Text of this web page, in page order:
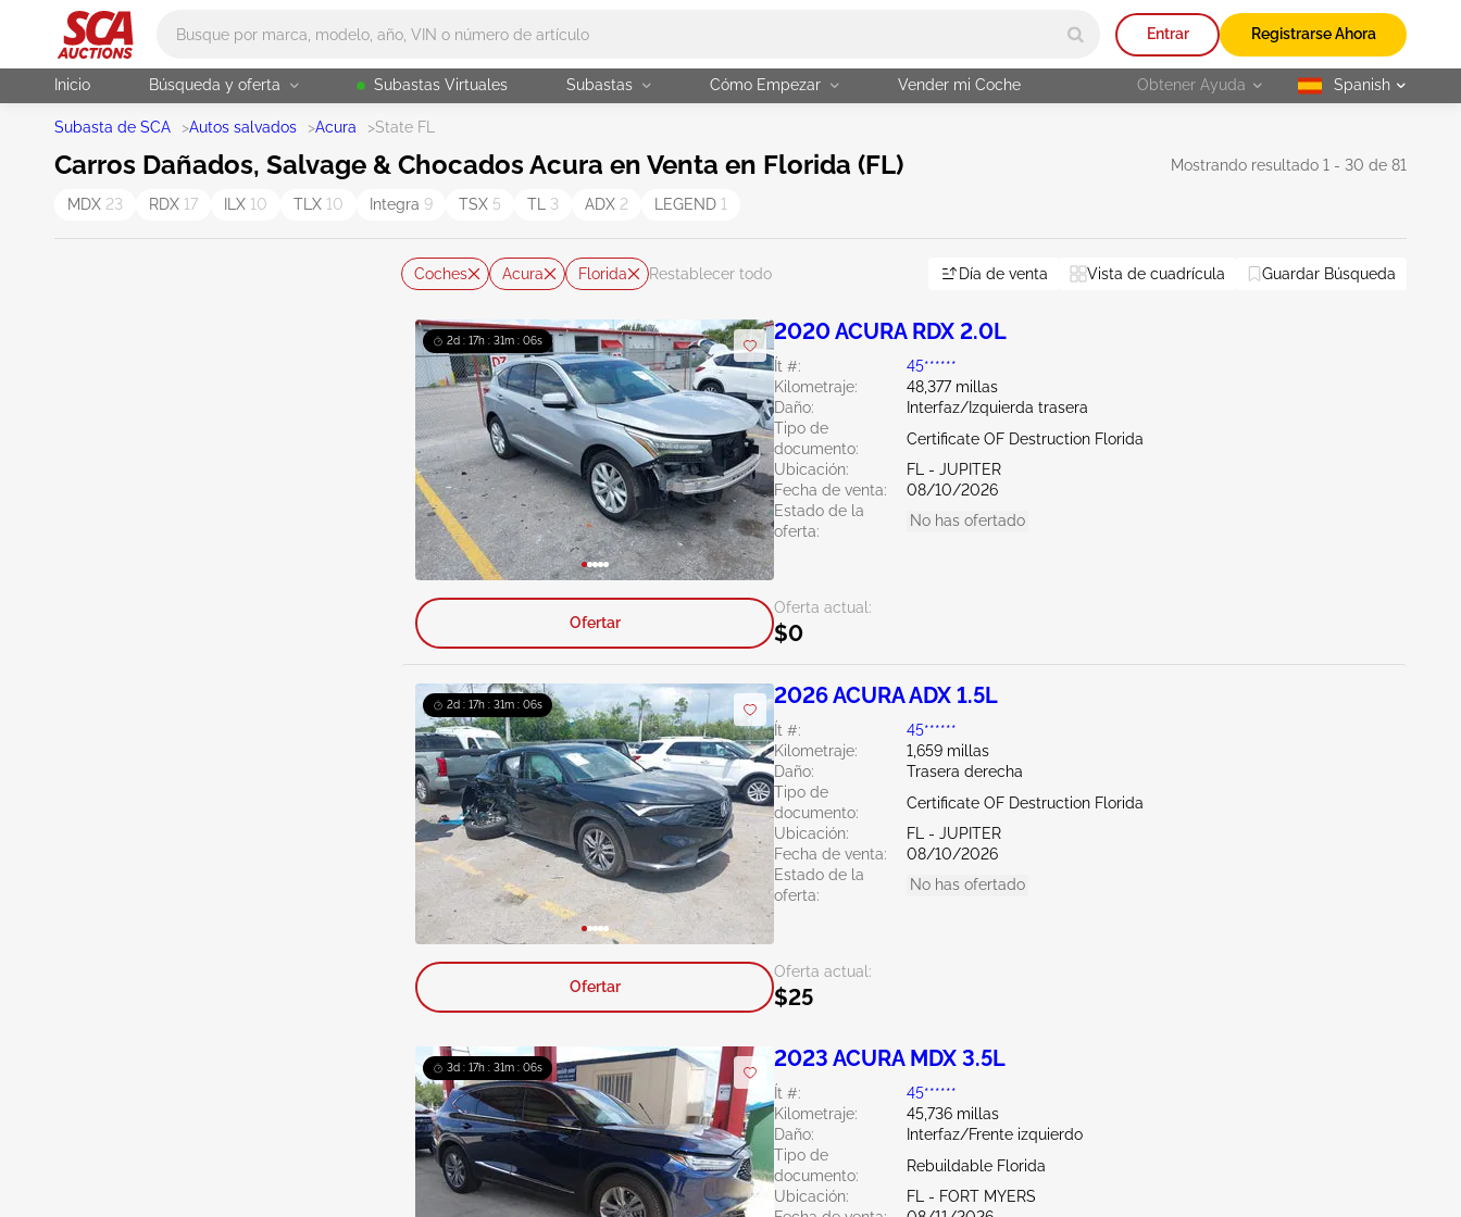
Entrar Registrarse Ahora
Inicio Búsqueda y oferta Subastas Virtuales Subastas Cómo Empezar Vender mi Coche Obtener Ayuda selected
Spanish
Subasta de SCA >Autos salvados >Acura >State FL
Carros Dañados, Salvage & Chocados Acura en Venta en Florida (FL) Mostrando resultado 1 - 30 de 81
MDX 23 RDX 17 ILX 10 TLX 10 Integra 9 TSX 5 TL 3 ADX 2 LEGEND 1
Coches Acura Florida Restablecer todo Día de venta Vista de cuadrícula Guardar Búsqueda
2d : 17h : 31m : 04s 2020 ACURA RDX 2.0L
Ít #:
45******
Kilometraje:
48,377 millas
Daño:
Interfaz/Izquierda trasera
Tipo de
documento:
Certificate OF Destruction Florida
Ubicación:
FL - JUPITER
Fecha de venta:
08/10/2026
Estado de la
oferta:
No has ofertado
Oferta actual:
$0
Ofertar
2d : 17h : 31m : 04s 2026 ACURA ADX 1.5L
Ít #:
45******
Kilometraje:
1,659 millas
Daño:
Trasera derecha
Tipo de
documento:
Certificate OF Destruction Florida
Ubicación:
FL - JUPITER
Fecha de venta:
08/10/2026
Estado de la
oferta:
No has ofertado
Oferta actual:
$25
Ofertar
3d : 17h : 31m : 04s 2023 ACURA MDX 3.5L
Ít #:
45******
Kilometraje:
45,736 millas
Daño:
Interfaz/Frente izquierdo
Tipo de
documento:
Rebuildable Florida
Ubicación:
FL - FORT MYERS